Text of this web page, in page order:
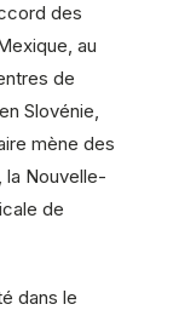
des
au
de
Slovénie,
mène des
la Nouvelle-
de
dans le